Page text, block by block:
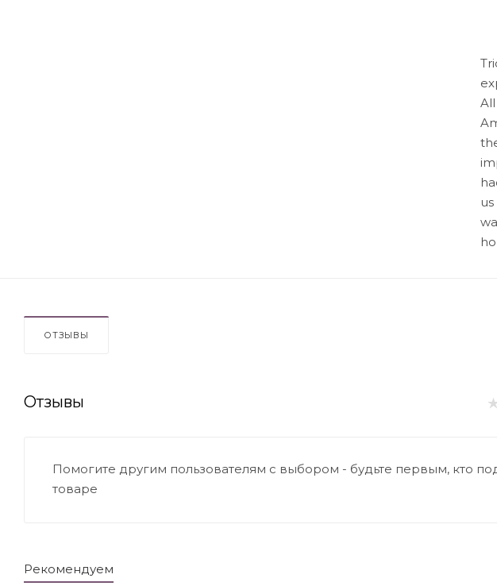
ОТЗЫВЫ
Отзывы
Помогите другим пользователям с выбором - будьте первым, кто
товаре
Рекомендуем